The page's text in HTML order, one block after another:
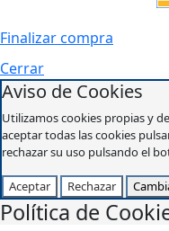
Finalizar compra
Cerrar
Aviso de Cookies
Utilizamos cookies propias y
aceptar todas las cookies
rechazar su uso pulsando el
Aceptar Rechazar
Política de